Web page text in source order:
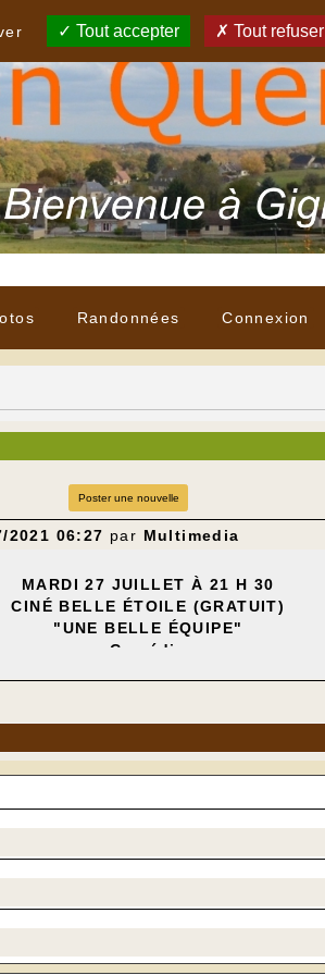
Randonnées Connexion
Poster une nouvelle
2021 06:27 par Multimedia
MARDI 27 JUILLET À 21 H 30
CINÉ BELLE ÉTOILE (GRATUIT)
"UNE BELLE ÉQUIPE"
Comédie
Tout accepter Tout refuser